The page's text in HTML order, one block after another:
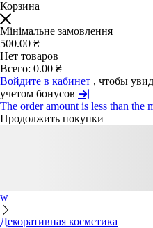
Корзина
Мінімальне замовлення
500.00 ₴
Нет товаров
Всего: 0.00 ₴
Войдите в кабинет , чтобы
учетом бонусов
The order amount is less than the
Продолжить покупки
w
Декоративная косметика